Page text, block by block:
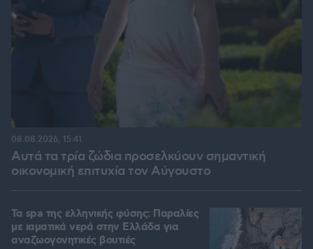
Αυτά τα τρία ζώδια προσελκύουν σημαντική
οικονομική επιτυχία τον Αύγουστο
08.08.2026, 15:41
Τα spa της ελληνικής φύσης: Παραλίες
με ιαματικά νερά στην Ελλάδα για
αναζωογονητικές βουτιές